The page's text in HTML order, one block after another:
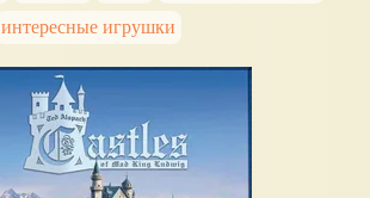
интересные игрушки